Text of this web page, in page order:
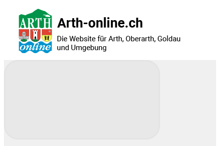
Hauptinhalt
springen